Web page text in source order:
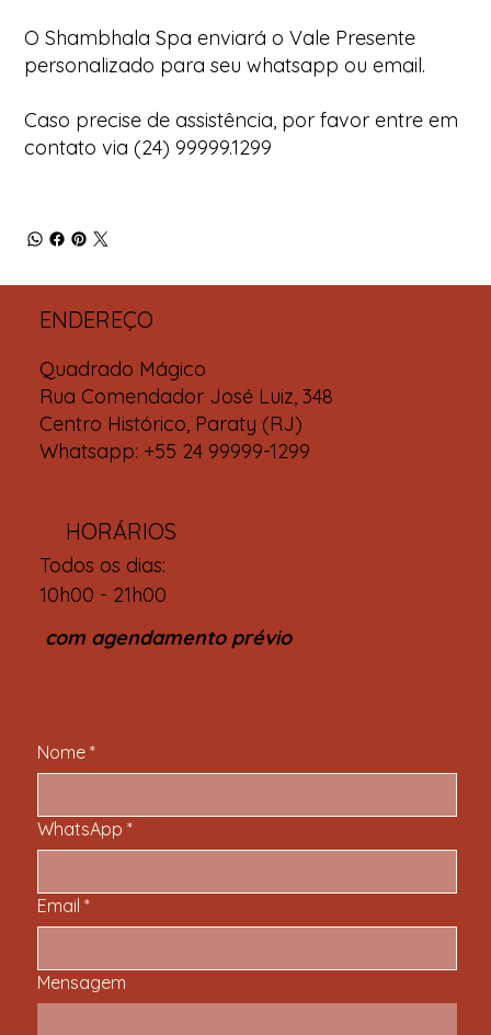
O Shambhala Spa enviará o Vale Presente
personalizado para seu whatsapp ou email.
Caso precise de assistência, por favor entre em
contato via (24) 99999.1299
Quadrado Mágico
Rua Comendador José Luiz, 348
Centro Histórico, Paraty (RJ)
Whatsapp: +55 24 99999-1299
ENDEREÇO
HORÁRIOS
Todos os dias:
10h00 - 21h00
com agendamento prévio
Nome *
WhatsApp *
Email *
Mensagem